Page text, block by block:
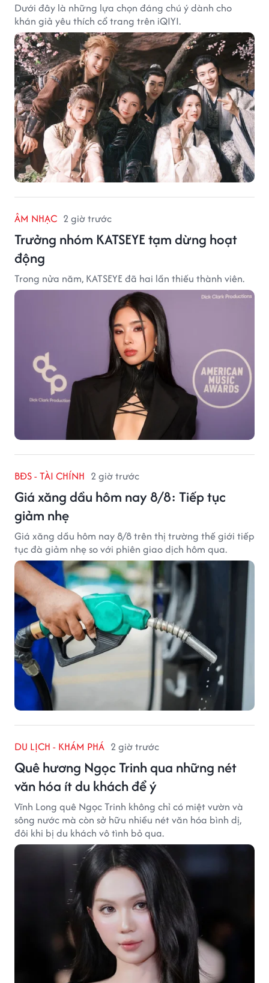
Dưới đây là những lựa chọn đáng chú ý dành cho
khán giả yêu thích cổ trang trên iQIYI.
ÂM NHẠC 2 giờ trước
Trưởng nhóm KATSEYE tạm dừng hoạt
động
Trong nửa năm, KATSEYE đã hai lần thiếu thành viên.
BĐS - TÀI CHÍNH 2 giờ trước
Giá xăng dầu hôm nay 8/8: Tiếp tục
giảm nhẹ
Giá xăng dầu hôm nay 8/8 trên thị trường thế giới tiếp
tục đà giảm nhẹ so với phiên giao dịch hôm qua.
DU LỊCH - KHÁM PHÁ 2 giờ trước
Quê hương Ngọc Trinh qua những nét
văn hóa ít du khách để ý
Vĩnh Long quê Ngọc Trinh không chỉ có miệt vườn và
sông nước mà còn sở hữu nhiều nét văn hóa bình dị,
đôi khi bị du khách vô tình bỏ qua.